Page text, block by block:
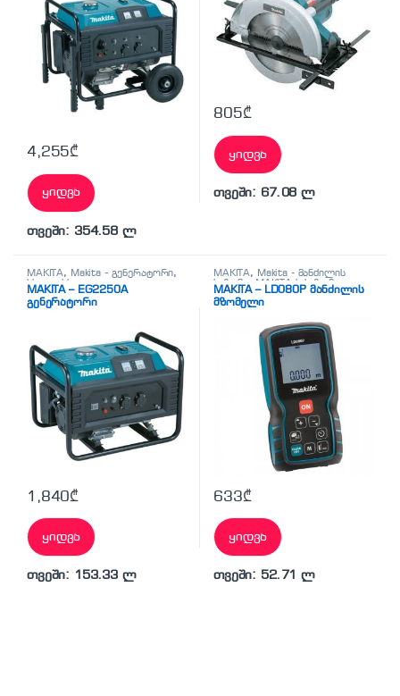
4,255₾
ყიდვა
თვეში: 354.58 ლ
805₾
ყიდვა
თვეში: 67.08 ლ
MAKITA, Makita - გენერატორი,
სხვადასხვა
MAKITA – EG2250A
გენერატორი
1,840₾
ყიდვა
თვეში: 153.33 ლ
MAKITA, Makita - მანძილის
საზომი, MAKITA-ს საზომი
ხელსაწყოები
MAKITA – LD080P მანძილის
მზომელი
633₾
ყიდვა
თვეში: 52.71 ლ